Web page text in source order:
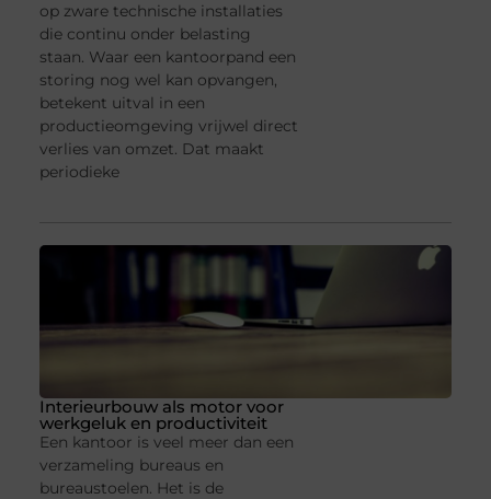
op zware technische installaties
die continu onder belasting
staan. Waar een kantoorpand een
storing nog wel kan opvangen,
betekent uitval in een
productieomgeving vrijwel direct
verlies van omzet. Dat maakt
periodieke
Interieurbouw als motor voor
werkgeluk en productiviteit
Een kantoor is veel meer dan een
verzameling bureaus en
bureaustoelen. Het is de